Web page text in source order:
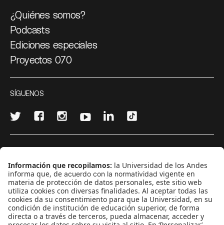
¿Quiénes somos?
Podcasts
Ediciones especiales
Proyectos 070
SÍGUENOS
CONTÁCTANOS
cerosetenta@uniandes.edu.co
BOGOTÁ, COLOMBIA